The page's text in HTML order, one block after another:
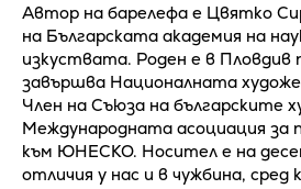
Автор на барелефа е Цвятко
на Българската академия на
изкуствата. Роден е в Пловдив
завършва Националната
Член на Съюза на българските
Международната асоциация за
към ЮНЕСКО. Носител е на
отличия у нас и в чужбина,